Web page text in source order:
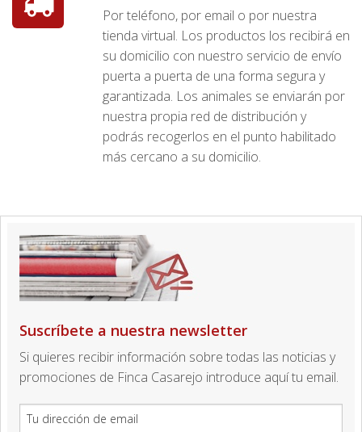
Por teléfono, por email o por nuestra
tienda virtual. Los productos los recibirá en
su domicilio con nuestro servicio de envío
puerta a puerta de una forma segura y
garantizada. Los animales se enviarán por
nuestra propia red de distribución y
podrás recogerlos en el punto habilitado
más cercano a su domicilio.
Suscríbete a nuestra newsletter
Si quieres recibir información sobre todas las noticias y
promociones de Finca Casarejo introduce aquí tu email.